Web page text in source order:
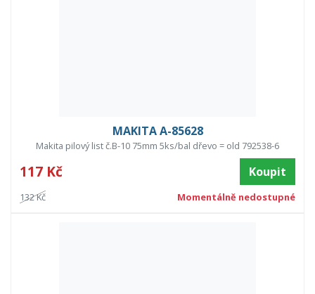
MAKITA A-85628
Makita pilový list č.B-10 75mm 5ks/bal dřevo = old 792538-6
117 Kč Koupit
132 Kč Momentálně nedostupné